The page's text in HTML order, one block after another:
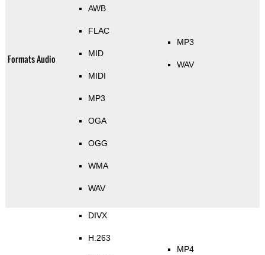
Formats Audio
AWB
FLAC
MID
MIDI
MP3
OGA
OGG
WMA
WAV
MP3
WAV
DIVX
H.263
MP4